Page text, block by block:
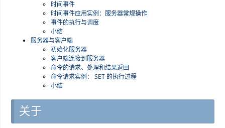
时间事件
时间事件应用实例：服务器常规操作
事件的执行与调度
小结
服务器与客户端
初始化服务器
客户端连接到服务器
命令的请求、处理和结果返回
命令请求实例： SET 的执行过程
小结
关于